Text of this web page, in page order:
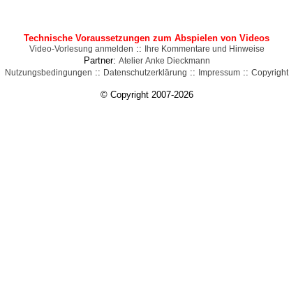
Technische Voraussetzungen zum Abspielen von Videos
Video-Vorlesung anmelden :: Ihre Kommentare und Hinweise
Partner: Atelier Anke Dieckmann
Nutzungsbedingungen :: Datenschutzerklärung :: Impressum :: Copyright
© Copyright 2007-2026